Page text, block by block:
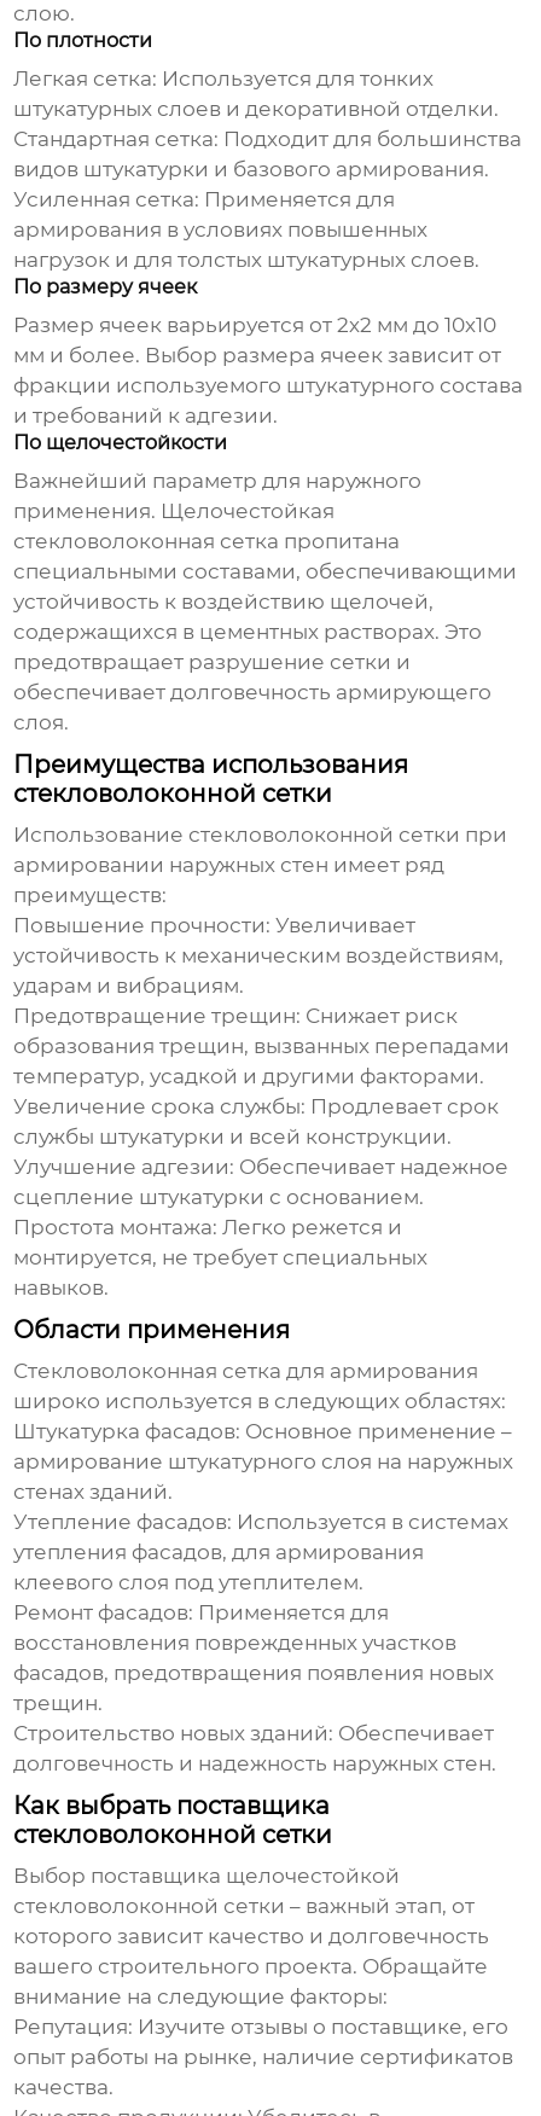
слою.
По плотности
Легкая сетка: Используется для тонких
штукатурных слоев и декоративной отделки.
Стандартная сетка: Подходит для большинства
видов штукатурки и базового армирования.
Усиленная сетка: Применяется для
армирования в условиях повышенных
нагрузок и для толстых штукатурных слоев.
По размеру ячеек
Размер ячеек варьируется от 2х2 мм до 10х10
мм и более. Выбор размера ячеек зависит от
фракции используемого штукатурного состава
и требований к адгезии.
По щелочестойкости
Важнейший параметр для наружного
применения. Щелочестойкая
стекловолоконная сетка пропитана
специальными составами, обеспечивающими
устойчивость к воздействию щелочей,
содержащихся в цементных растворах. Это
предотвращает разрушение сетки и
обеспечивает долговечность армирующего
слоя.
Преимущества использования
стекловолоконной сетки
Использование стекловолоконной сетки при
армировании наружных стен имеет ряд
преимуществ:
Повышение прочности: Увеличивает
устойчивость к механическим воздействиям,
ударам и вибрациям.
Предотвращение трещин: Снижает риск
образования трещин, вызванных перепадами
температур, усадкой и другими факторами.
Увеличение срока службы: Продлевает срок
службы штукатурки и всей конструкции.
Улучшение адгезии: Обеспечивает надежное
сцепление штукатурки с основанием.
Простота монтажа: Легко режется и
монтируется, не требует специальных
навыков.
Области применения
Стекловолоконная сетка для армирования
широко используется в следующих областях:
Штукатурка фасадов: Основное применение –
армирование штукатурного слоя на наружных
стенах зданий.
Утепление фасадов: Используется в системах
утепления фасадов, для армирования
клеевого слоя под утеплителем.
Ремонт фасадов: Применяется для
восстановления поврежденных участков
фасадов, предотвращения появления новых
трещин.
Строительство новых зданий: Обеспечивает
долговечность и надежность наружных стен.
Как выбрать поставщика
стекловолоконной сетки
Выбор поставщика щелочестойкой
стекловолоконной сетки – важный этап, от
которого зависит качество и долговечность
вашего строительного проекта. Обращайте
внимание на следующие факторы:
Репутация: Изучите отзывы о поставщике, его
опыт работы на рынке, наличие сертификатов
качества.